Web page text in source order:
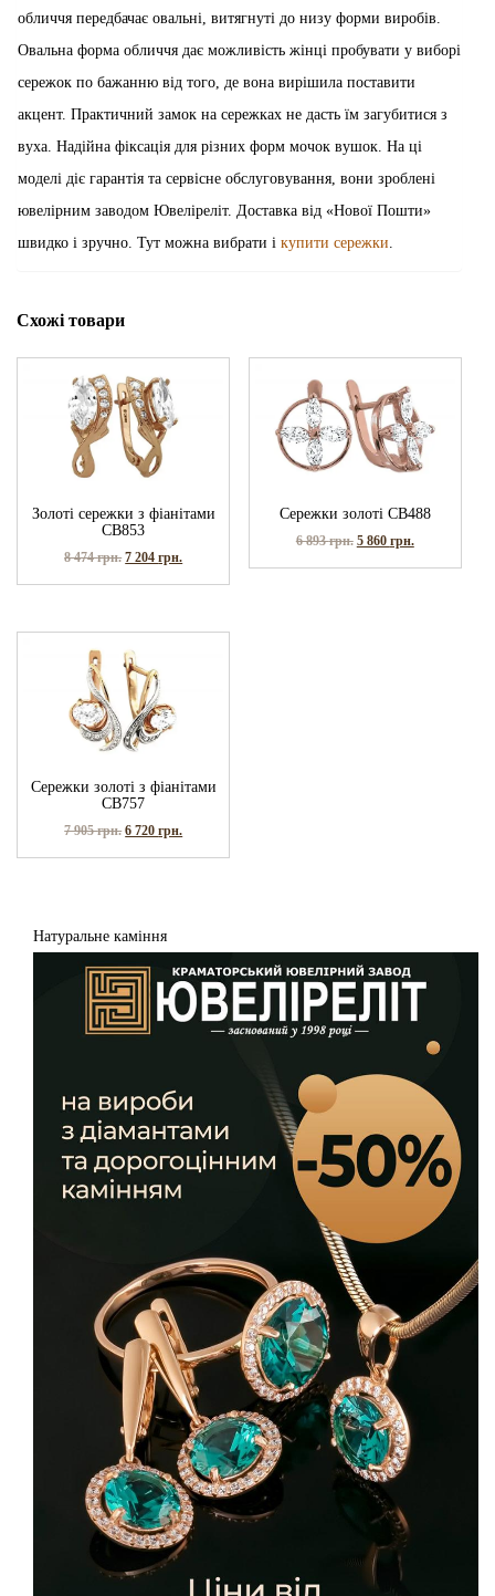
обличчя передбачає овальні, витягнуті до низу форми виробів.
Овальна форма обличчя дає можливість жінці пробувати у виборі
сережок по бажанню від того, де вона вирішила поставити
акцент. Практичний замок на сережках не дасть їм загубитися з
вуха. Надійна фіксація для різних форм мочок вушок. На ці
моделі діє гарантія та сервісне обслуговування, вони зроблені
ювелірним заводом Ювеліреліт. Доставка від «Нової Пошти»
швидко і зручно. Тут можна вибрати і купити сережки
Схожі товари
Золоті сережки з фіанітами
СВ853
8 474грн. 7 204грн.
Сережки золоті СВ488
6 893грн. 5 860 грн.
Сережки золоті з фіанітами
СВ757
7 905грн. 6 720грн.
Натуральне каміння